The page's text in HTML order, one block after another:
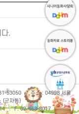
.
53050 |
주소 : 04998 서울
(군자동)
| F. 02-463-8017